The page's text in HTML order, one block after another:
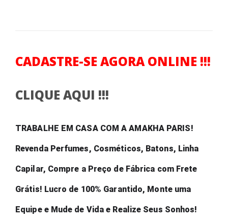
CADASTRE-SE AGORA ONLINE !!!
CLIQUE AQUI !!!
TRABALHE EM CASA COM A AMAKHA PARIS!
Revenda Perfumes, Cosméticos, Batons, Linha
Capilar, Compre a Preço de Fábrica com Frete
Grátis! Lucro de 100% Garantido, Monte uma
Equipe e Mude de Vida e Realize Seus Sonhos!